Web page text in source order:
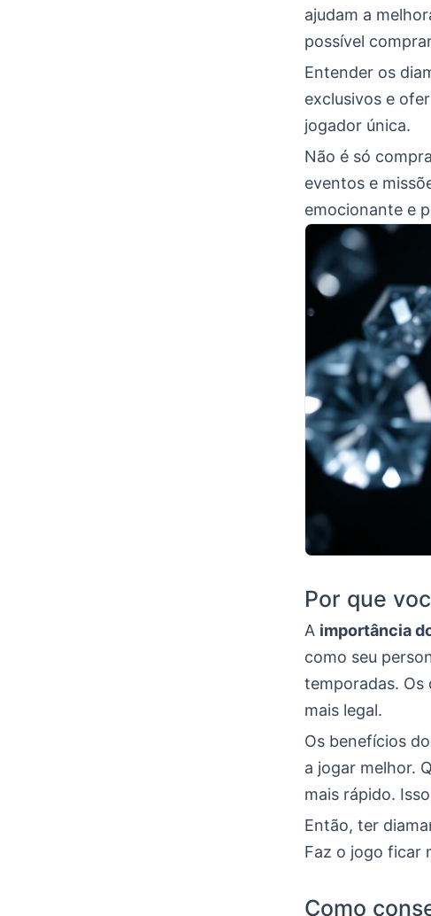
ajudam a
possível
Entender os
exclusivos e
jogador única.
Não é só
eventos e
emocionante e
Por que
A importância
como seu
temporadas. Os
mais legal.
Os benefícios
a jogar melhor.
mais rápido.
Então, ter
Faz o jogo ficar
Como